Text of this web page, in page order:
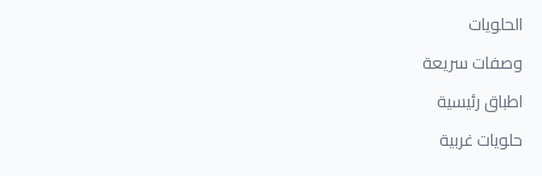
الحلويات
وصفات سريعة
اطباق رئيسية
حلويات غربية